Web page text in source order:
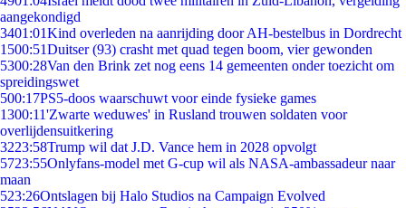
aangekondigd
3401:01Kind overleden na aanrijding door AH-bestelbus in Dordrecht
1500:51Duitser (93) crasht met quad tegen boom, vier gewonden
5300:28Van den Brink zet nog eens 14 gemeenten onder toezicht om
spreidingswet
500:17PS5-doos waarschuwt voor einde fysieke games
1300:11'Zwarte weduwes' in Rusland trouwen soldaten voor
overlijdensuitkering
3223:58Trump wil dat J.D. Vance hem in 2028 opvolgt
5723:55Onlyfans-model met G-cup wil als NASA-ambassadeur naar
maan
523:26Ontslagen bij Halo Studios na Campaign Evolved